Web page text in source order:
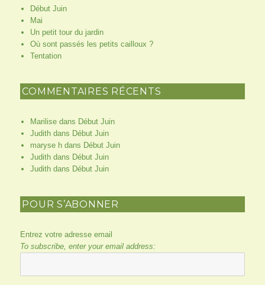
Début Juin
Mai
Un petit tour du jardin
Où sont passés les petits cailloux ?
Tentation
COMMENTAIRES RÉCENTS
Marilisedans Début Juin
Judithdans Début Juin
maryse hdans Début Juin
Judithdans Début Juin
Judithdans Début Juin
POUR S’ABONNER
Entrez votre adresse email
To subscribe, enter your email address: